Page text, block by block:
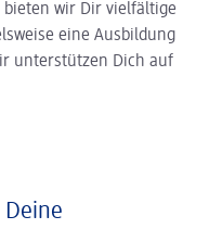
bieten wir Dir vielfältige
eine Ausbildung
unterstützen Dich auf